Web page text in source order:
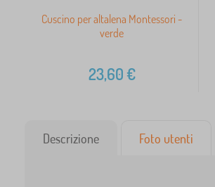
Cuscino per altalena Montessori -
verde
23,60€
Descrizione Foto utenti